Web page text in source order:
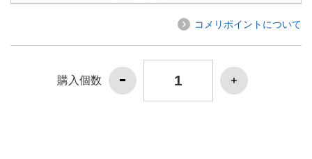
コメリポイントについて
購入個数